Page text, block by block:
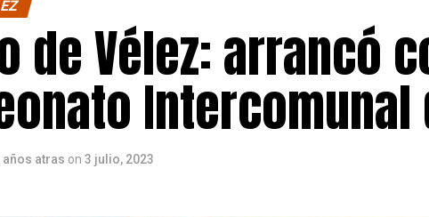
de Vélez: arrancó
años atras on 3 julio, 2023